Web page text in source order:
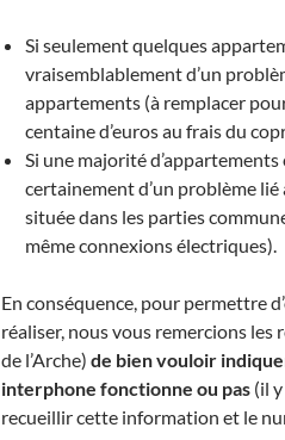
Si seulement quelques
vraisemblablement d’un
appartements (à remplacer
centaine d’euros au frais du
Si une majorité d’appartements
certainement d’un problème
située dans les parties
même connexions électriques).
En conséquence, pour permettre
réaliser, nous vous remercions
de l’Arche) de bien vouloir
interphone fonctionne ou pas (il
recueillir cette information et le